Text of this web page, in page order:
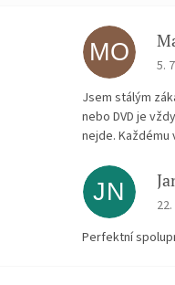
MO
5.
Jsem stálým
nebo DVD je
nejde.
JN
Perfektní